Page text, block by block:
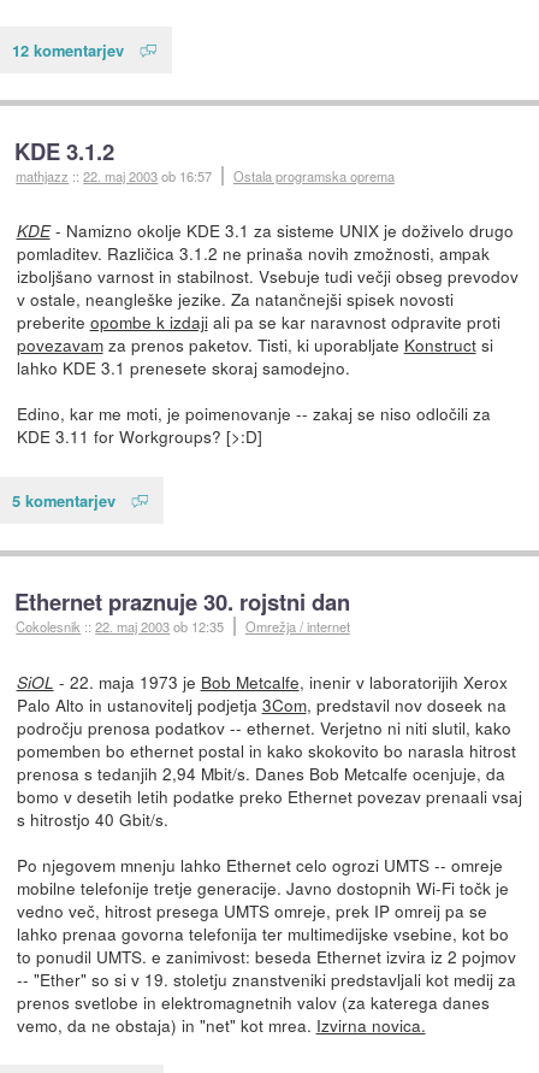
12 komentarjev
KDE 3.1.2
mathjazz ::22. maj 2003ob 16:57 Ostala programska oprema
KDE- Namizno okolje KDE 3.1 za sisteme UNIX je doživelo drugo
pomladitev. Različica 3.1.2 ne prinaša novih zmožnosti, ampak
izboljšano varnost in stabilnost. Vsebuje tudi večji obseg prevodov
v ostale, neangleške jezike. Za natančnejši spisek novosti
preberite opombe k izdajiali pa se kar naravnost odpravite proti
povezavamza prenos paketov. Tisti, ki uporabljate Konstructsi
lahko KDE 3.1 prenesete skoraj samodejno.
Edino, kar me moti, je poimenovanje -- zakaj se niso odločili za
KDE 3.11 for Workgroups? [>:D]
5 komentarjev
Ethernet praznuje 30. rojstni dan
Cokolesnik ::22. maj 2003ob 12:35 Omrežja / internet
SiOL - 22. maja 1973 je Bob Metcalfe, inenir v laboratorijih Xerox
Palo Alto in ustanovitelj podjetja 3Com, predstavil nov doseek na
področju prenosa podatkov -- ethernet. Verjetno ni niti slutil, kako
pomemben bo ethernet postal in kako skokovito bo narasla hitrost
prenosa s tedanjih 2,94 Mbit/s. Danes Bob Metcalfe ocenjuje, da
bomo v desetih letih podatke preko Ethernet povezav prenaali vsaj
s hitrostjo 40 Gbit/s.
Po njegovem mnenju lahko Ethernet celo ogrozi UMTS -- omreje
mobilne telefonije tretje generacije. Javno dostopnih Wi-Fi točk je
vedno več, hitrost presega UMTS omreje, prek IP omreij pa se
lahko prenaa govorna telefonija ter multimedijske vsebine, kot bo
to ponudil UMTS. e zanimivost: beseda Ethernet izvira iz 2 pojmov
-- "Ether" so si v 19. stoletju znanstveniki predstavljali kot medij za
prenos svetlobe in elektromagnetnih valov (za katerega danes
vemo, da ne obstaja) in "net" kot mrea. Izvirna novica.